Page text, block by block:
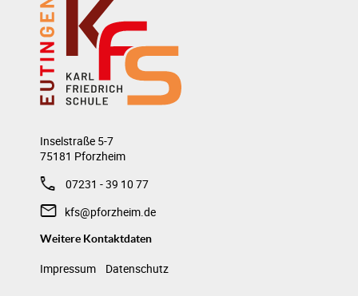
Inselstraße 5-7
75181 Pforzheim
07231 - 39 10 77
kfs@pforzheim.de
Weitere Kontaktdaten
Impressum Datenschutz